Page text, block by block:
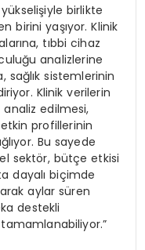
birlikte
birini yaşıyor. Klinik
tıbbi cihaz
analizlerine
sağlık sistemlerinin
Klinik verilerin
edilmesi,
profillerinin
Bu sayede
sektör, bütçe etkisi
dayalı biçimde
aylar süren
destekli